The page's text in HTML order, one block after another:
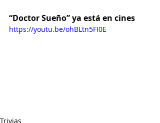
“Doctor Sueño” ya está en cines
https://youtu.be/ohBLtn5FI0E
Trivias